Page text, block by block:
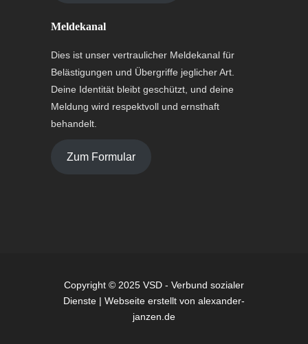
Meldekanal
Dies ist unser vertraulicher Meldekanal für
Belästigungen und Übergriffe jeglicher Art.
Deine Identität bleibt geschützt, und deine
Meldung wird respektvoll und ernsthaft
behandelt.
Zum Formular
Copyright © 2025 VSD - Verbund sozialer
Dienste | Webseite erstellt von alexander-
janzen.de